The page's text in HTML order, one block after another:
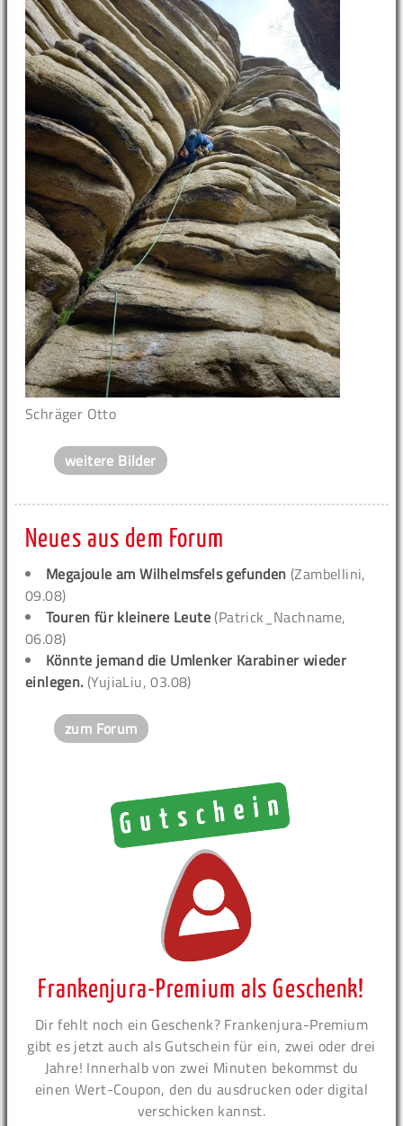
Schräger Otto
weitere Bilder
Neues aus dem Forum
Megajoule am Wilhelmsfels gefunden (Zambellini,
09.08)
Touren für kleinere Leute (Patrick_Nachname,
06.08)
Könnte jemand die Umlenker Karabiner wieder
einlegen. (YujiaLiu, 03.08)
zum Forum
Frankenjura-Premium als Geschenk!
Dir fehlt noch ein Geschenk? Frankenjura-Premium
gibt es jetzt auch als Gutschein für ein, zwei oder drei
Jahre! Innerhalb von zwei Minuten bekommst du
einen Wert-Coupon, den du ausdrucken oder digital
verschicken kannst.